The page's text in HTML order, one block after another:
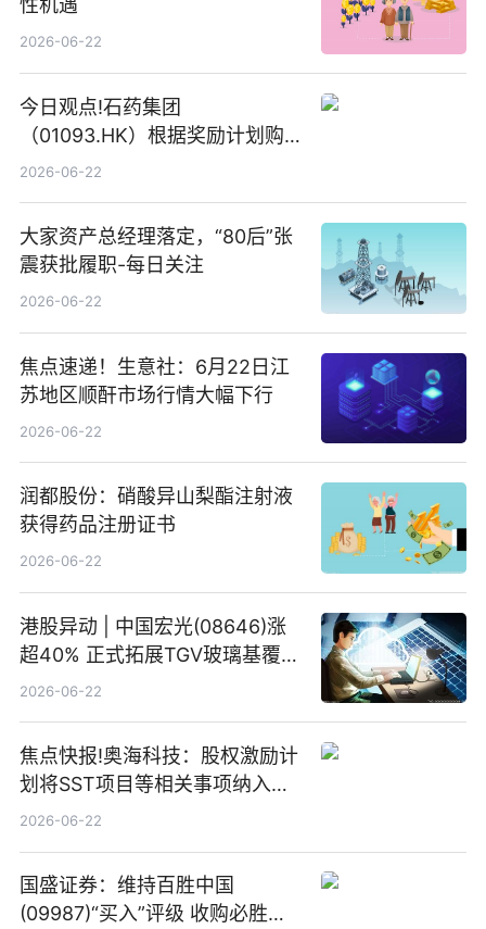
性机遇
2026-06-22
今日观点!石药集团
（01093.HK）根据奖励计划购
回580万股
2026-06-22
大家资产总经理落定，“80后”张
震获批履职-每日关注
2026-06-22
焦点速递！生意社：6月22日江
苏地区顺酐市场行情大幅下行
2026-06-22
润都股份：硝酸异山梨酯注射液
获得药品注册证书
2026-06-22
港股异动 | 中国宏光(08646)涨
超40% 正式拓展TGV玻璃基覆铜
板新材料业务
2026-06-22
焦点快报!奥海科技：股权激励计
划将SST项目等相关事项纳入专
项业务发展考核指标
2026-06-22
国盛证券：维持百胜中国
(09987)“买入”评级 收购必胜客